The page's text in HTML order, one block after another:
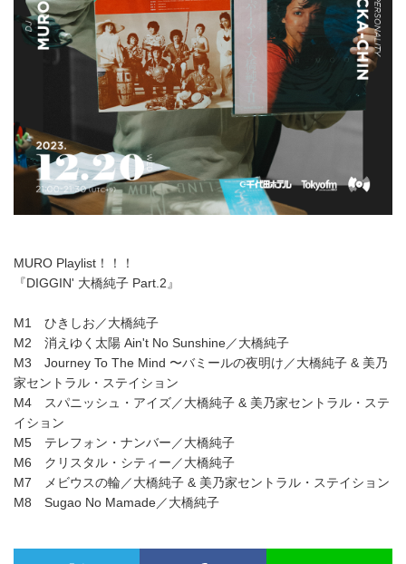
MURO Playlist！！！
『DIGGIN' 大橋純子 Part.2』
M1 ひきしお／大橋純子
M2 消えゆく太陽 Ain't No Sunshine／大橋純子
M3 Journey To The Mind 〜バミールの夜明け／大橋純子 & 美乃
家セントラル・ステイション
M4 スパニッシュ・アイズ／大橋純子 & 美乃家セントラル・ステ
イション
M5 テレフォン・ナンバー／大橋純子
M6 クリスタル・シティー／大橋純子
M7 メビウスの輪／大橋純子 & 美乃家セントラル・ステイション
M8 Sugao No Mamade／大橋純子